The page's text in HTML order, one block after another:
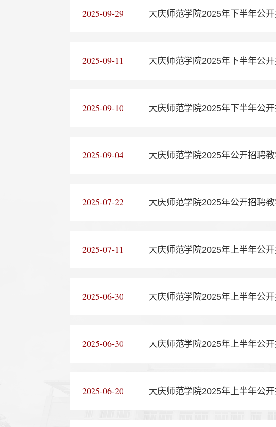
2025-09-29 大庆师范学院2025年下半年公
2025-09-11 大庆师范学院2025年下半年公
2025-09-10 大庆师范学院2025年下半年公
2025-09-04 大庆师范学院2025年公开招聘
2025-07-22 大庆师范学院2025年公开招聘​
2025-07-11 大庆师范学院2025年上半年公
2025-06-30 大庆师范学院2025年上半年公
2025-06-30 大庆师范学院2025年上半年公
2025-06-20 大庆师范学院2025年上半年公